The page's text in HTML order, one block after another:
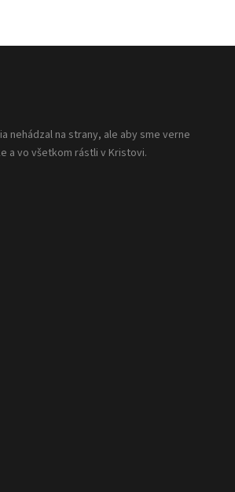
nehádzal na strany, ale aby sme verne
a vo všetkom rástli v Kristovi.